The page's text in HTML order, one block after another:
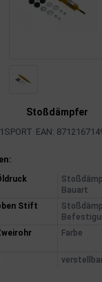
Stoßdämpfer
EAN:
Bauart
Stift
Farbe